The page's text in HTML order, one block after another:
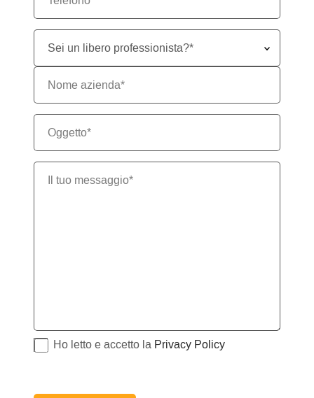
Ho letto e accetto la Privacy Policy